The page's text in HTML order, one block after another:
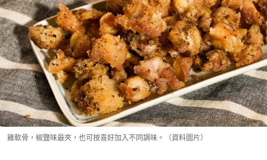
雞軟骨，椒鹽味最夾，也可按喜好加入不同調味。（資料圖片）